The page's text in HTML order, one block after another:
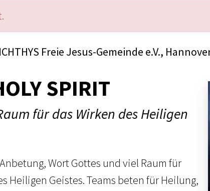
ICHTHYS Freie Jesus-Gemeinde e.V.,
SPIRIT
für das Wirken des Heiligen
Wort Gottes und viel Raum für
Heiligen Geistes. Teams beten für Heilung,